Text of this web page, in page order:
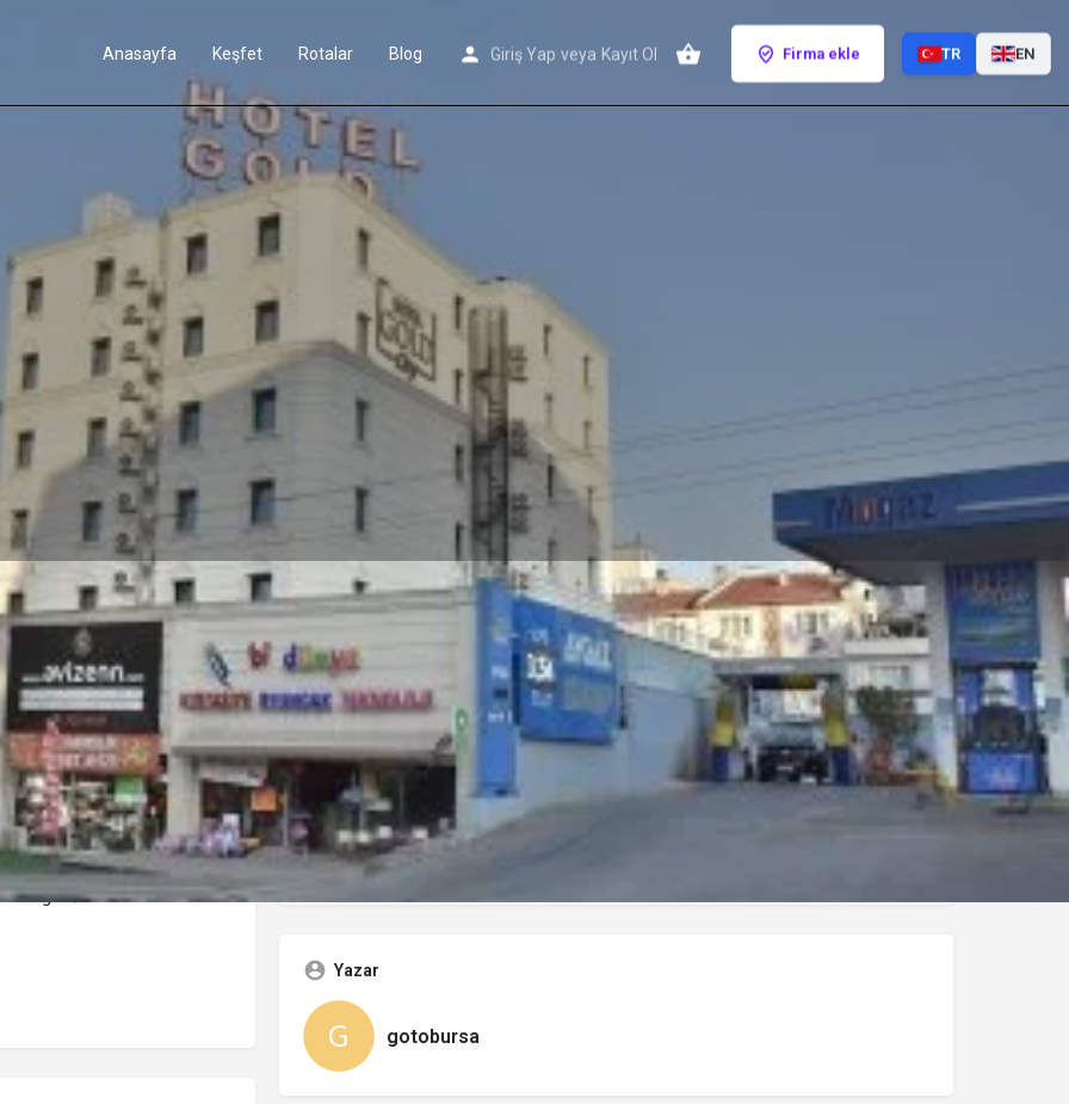
Anasayfa Keşfet Rotalar Blog Giriş Yap veya Kayıt Ol Firma ekle TR EN
Etkinlikler 0 Jobs Mağaza 0
Favorilere Ekle Paylaş Yorum Yap Rapor Et
BURSA
Kategoriler
Oteller
Yazar
gotobursa